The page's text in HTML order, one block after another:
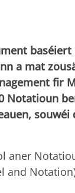
a mat
fir
Notatioun
aner
and